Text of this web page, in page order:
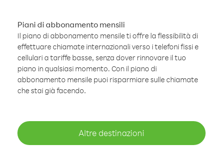
Piani di abbonamento mensili
Il piano di abbonamento mensile ti offre la flessibilità di
effettuare chiamate internazionali verso i telefoni fissi e
cellulari a tariffe basse, senza dover rinnovare il tuo
piano in qualsiasi momento. Con il piano di
abbonamento mensile puoi risparmiare sulle chiamate
che stai già facendo.
Altre destinazioni